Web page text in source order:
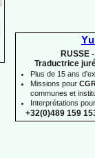
RUSSE -
Traductrice
Plus de 15 ans
Missions pour
communes et
Interprétations
+32(0)489 159